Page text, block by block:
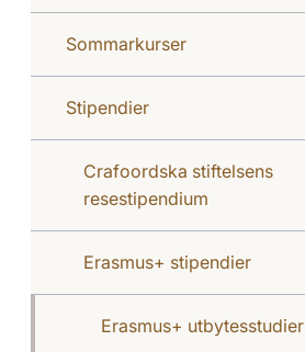
Sommarkurser
Stipendier
Crafoordska stiftelsens
resestipendium
Erasmus+ stipendier
Erasmus+ utbytesstudier